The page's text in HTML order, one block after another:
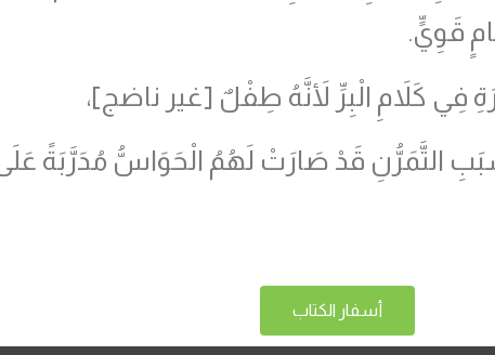
قَوِيٍّ.
فِي كَلاَمِ الْبِرِّ لأَنَّهُ طِفْلٌ [غير ناضج]،
التَّمَرُّنِ قَدْ صَارَتْ لَهُمُ الْحَوَاسُّ مُدَرَّبَةً عَلَى
أسفار الكتاب